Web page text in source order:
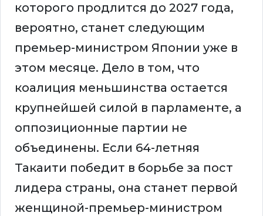
которого продлится до 2027 года,
вероятно, станет следующим
премьер-министром Японии уже в
этом месяце. Дело в том, что
коалиция меньшинства остается
крупнейшей силой в парламенте, а
оппозиционные партии не
объединены. Если 64-летняя
Такаити победит в борьбе за пост
лидера страны, она станет первой
женщиной-премьер-министром